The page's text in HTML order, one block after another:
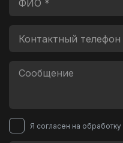
Я согласен на обработку